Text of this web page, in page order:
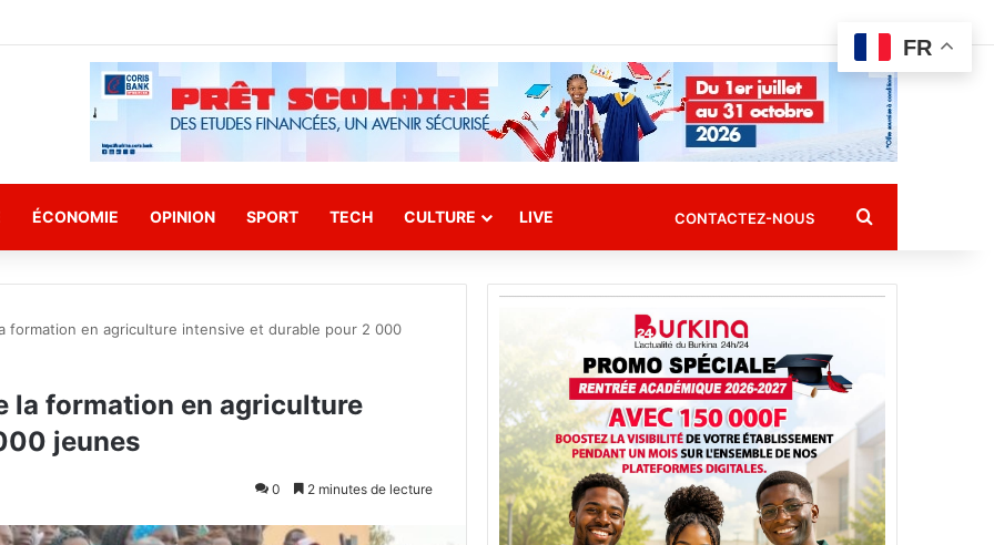
ÉCONOMIE OPINION SPORT TECH CULTURE LIVE CONTACTEZ-NOUS Rechercher
formation en agriculture intensive et durable pour 2 000
la formation en agriculture
jeunes
0 2 minutes de lecture
FR